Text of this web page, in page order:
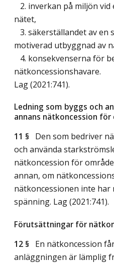
2. inverkan på miljön
nätet,
3. säkerställandet av en
motiverad utbyggnad av
4. konsekvenserna för
nätkoncessionshavare.
Lag (2021:741).
Ledning som byggs och
annans nätkoncession för
11 § Den som bedriver
och använda
nätkoncession för
annan, om
nätkoncessionen inte
spänning. Lag (2021:741).
Förutsättningar för
12 § En nätkoncession
anläggningen är lämplig